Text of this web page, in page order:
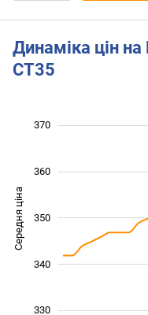
Динаміка цін
CT35
Середня ціна 330
330
340
350
360
370